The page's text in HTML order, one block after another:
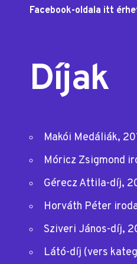
Facebook-oldala itt
Díjak
Makói Medáliák,
Móricz Zsigmond
Gérecz Attila-díj,
Horváth Péter
Sziveri János-díj,
Látó-díj (vers